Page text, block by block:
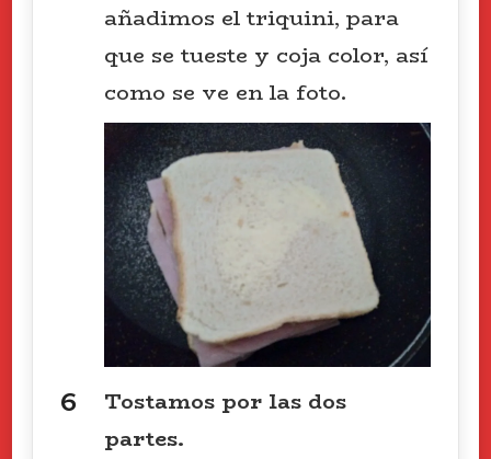
añadimos el triquini, para
que se tueste y coja color, así
como se ve en la foto.
Tostamos por las dos
partes.